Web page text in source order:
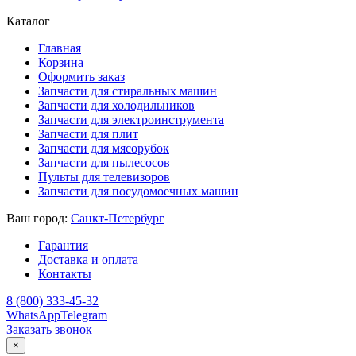
Каталог
Главная
Корзина
Оформить заказ
Запчасти для стиральных машин
Запчасти для холодильников
Запчасти для электроинструмента
Запчасти для плит
Запчасти для мясорубок
Запчасти для пылесосов
Пульты для телевизоров
Запчасти для посудомоечных машин
Ваш город: Санкт-Петербург
Гарантия
Доставка и оплата
Контакты
8 (800) 333-45-32
WhatsAppTelegram
Заказать звонок
×